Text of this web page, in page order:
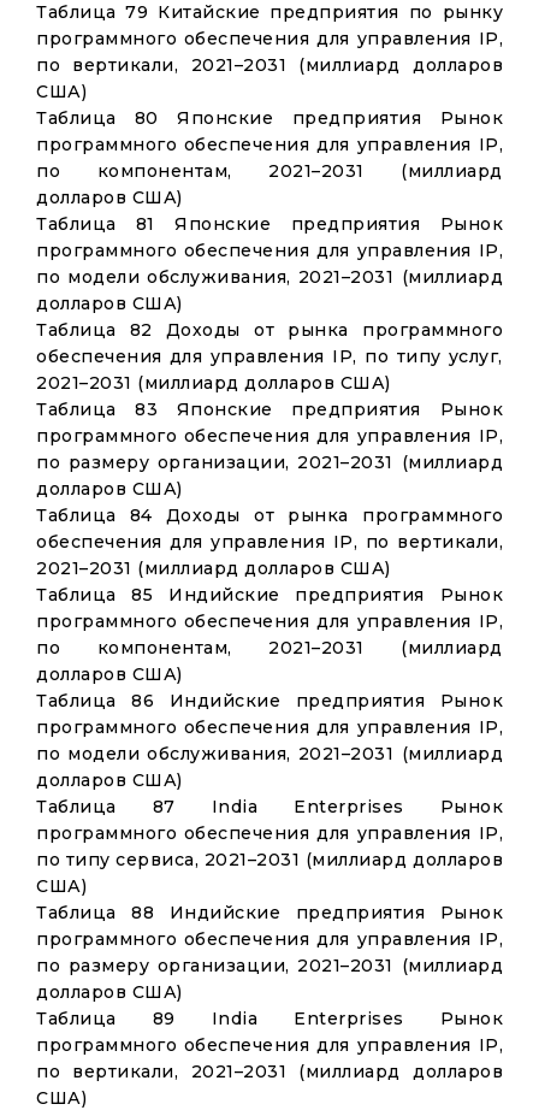
Таблица 79 Китайские предприятия по рынку
программного обеспечения для управления IP,
по вертикали, 2021–2031 (миллиард долларов
США)
Таблица 80 Японские предприятия Рынок
программного обеспечения для управления IP,
по компонентам, 2021–2031 (миллиард
долларов США)
Таблица 81 Японские предприятия Рынок
программного обеспечения для управления IP,
по модели обслуживания, 2021–2031 (миллиард
долларов США)
Таблица 82 Доходы от рынка программного
обеспечения для управления IP, по типу услуг,
2021–2031 (миллиард долларов США)
Таблица 83 Японские предприятия Рынок
программного обеспечения для управления IP,
по размеру организации, 2021–2031 (миллиард
долларов США)
Таблица 84 Доходы от рынка программного
обеспечения для управления IP, по вертикали,
2021–2031 (миллиард долларов США)
Таблица 85 Индийские предприятия Рынок
программного обеспечения для управления IP,
по компонентам, 2021–2031 (миллиард
долларов США)
Таблица 86 Индийские предприятия Рынок
программного обеспечения для управления IP,
по модели обслуживания, 2021–2031 (миллиард
долларов США)
Таблица 87 India Enterprises Рынок
программного обеспечения для управления IP,
по типу сервиса, 2021–2031 (миллиард долларов
США)
Таблица 88 Индийские предприятия Рынок
программного обеспечения для управления IP,
по размеру организации, 2021–2031 (миллиард
долларов США)
Таблица 89 India Enterprises Рынок
программного обеспечения для управления IP,
по вертикали, 2021–2031 (миллиард долларов
США)